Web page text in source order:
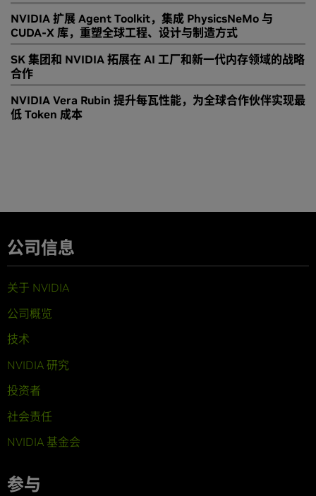
NVIDIA 扩展 Agent Toolkit，集成 PhysicsNeMo 与
CUDA-X 库，重塑全球工程、设计与制造方式
SK 集团和 NVIDIA 拓展在 AI 工厂和新一代内存领域的战略
合作
NVIDIA Vera Rubin 提升每瓦性能，为全球合作伙伴实现最
低 Token 成本
公司信息
关于 NVIDIA
公司概览
技术
NVIDIA 研究
投资者
社会责任
NVIDIA 基金会
参与